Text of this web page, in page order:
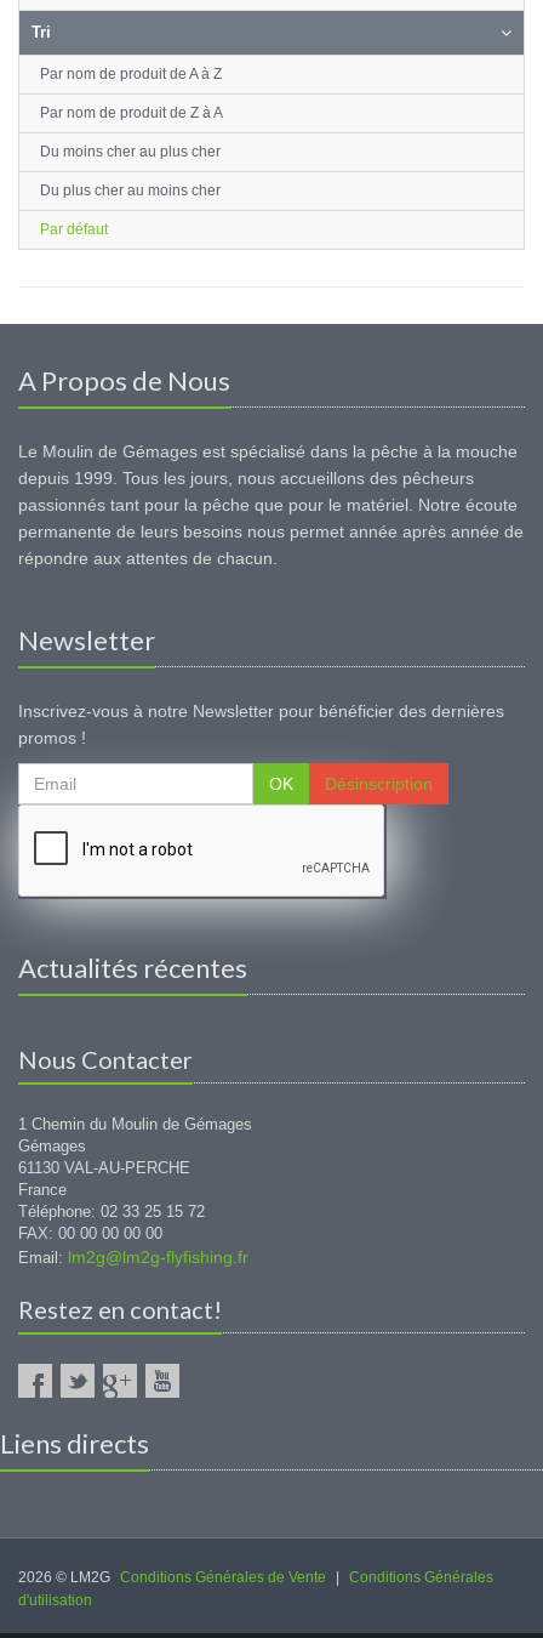
Tri
Par nom de produit de A à Z
Par nom de produit de Z à A
Du moins cher au plus cher
Du plus cher au moins cher
Par défaut
A Propos de Nous
Le Moulin de Gémages est spécialisé dans la pêche à la mouche
depuis 1999. Tous les jours, nous accueillons des pêcheurs
passionnés tant pour la pêche que pour le matériel. Notre écoute
permanente de leurs besoins nous permet année après année de
répondre aux attentes de chacun.
Newsletter
Inscrivez-vous à notre Newsletter pour bénéficier des dernières
promos !
OK Désinscription
Actualités récentes
Nous Contacter
1 Chemin du Moulin de Gémages
Gémages
61130 VAL-AU-PERCHE
France
Téléphone: 02 33 25 15 72
FAX: 00 00 00 00 00
Email: lm2g@lm2g-flyfishing.fr
Restez en contact!
Liens directs
2026 © LM2G Conditions Générales de Vente
Conditions Générales
d'utilisation